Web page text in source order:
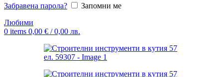
Забравена парола?
Запомни ме
Любими
0 items 0,00 € / 0,00 лв.